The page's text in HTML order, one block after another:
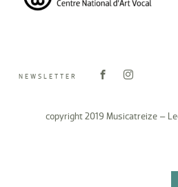
NEWSLETTER
copyright 2019 Musicatreize –